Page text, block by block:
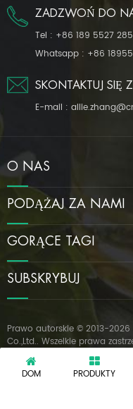
ZADZWOŃ DO
Tel : +86 189 5527
Whatsapp : +86
SKONTAKTUJ SIĘ
E-mail :
O NAS
PODĄŻAJ ZA NAMI
GORĄCE TAGI
SUBSKRYBUJ
Prawo autorskie © 2013-
Co.,Ltd.. Wszelkie prawa
Obsługiwane sieć IPv6
XML| POLITYKA PRYWATNOŚCI
DOM PRODUKTY